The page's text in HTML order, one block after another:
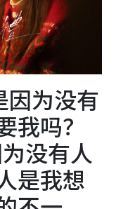
因为没有
我吗？
没有人
是我想